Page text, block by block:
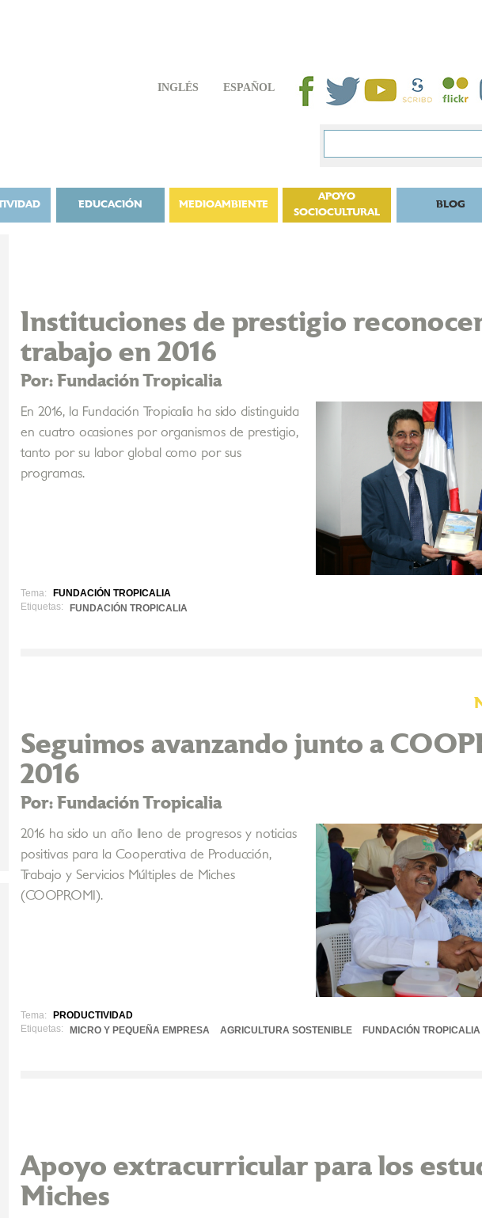
INGLÉS ESPAÑOL
EDUCACIÓN MEDIOAMBIENTE
APOYO
SOCIOCULTURAL
BLOG
Instituciones de prestigio
trabajo en 2016
Por: Fundación Tropicalia
En 2016, la Fundación Tropicalia ha sido distinguida
en cuatro ocasiones por organismos de prestigio,
tanto por su labor global como por sus
programas.
Tema:
FUNDACIÓN TROPICALIA
Etiquetas:
FUNDACIÓN TROPICALIA
Seguimos avanzando junto a
2016
Por: Fundación Tropicalia
2016 ha sido un año lleno de progresos y noticias
positivas para la Cooperativa de Producción,
Trabajo y Servicios Múltiples de Miches
(COOPROMI).
Tema:
PRODUCTIVIDAD
Etiquetas:
MICRO Y PEQUEÑA EMPRESA AGRICULTURA SOSTENIBLE FUNDACIÓN TROPICALIA
Apoyo extracurricular para los
Miches